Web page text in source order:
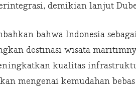
demikian lanjut
bahwa Indonesia
destinasi wisata
kualitas
mengenai kemudahan